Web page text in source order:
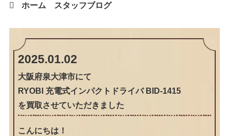
ホーム スタッフブログ
2025.01.02
大阪府泉大津市にて
RYOBI 充電式インパクトドライバ BID-1415
を買取させていただきました
こんにちは！